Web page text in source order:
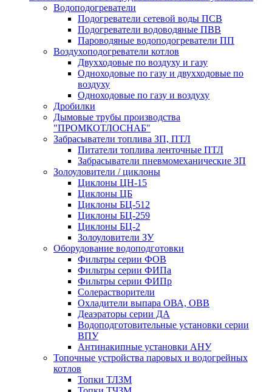
Водоподогреватели
Подогреватели сетевой воды ПСВ
Подогреватели водоводяные ПВВ
Пароводяные водоподогреватели ПП
Воздухоподогреватели котлов
Двухходовые по воздуху и газу
Одноходовые по газу и двухходовые по
воздуху
Одноходовые по газу и воздуху
Дробилки
Дымовые трубы производства
"ПРОМКОТЛОСНАБ"
Забрасыватели топлива ЗП, ПТЛ
Питатели топлива ленточные ПТЛ
Забрасыватели пневмомеханические ЗП
Золоуловители / циклоны
Циклоны ЦН-15
Циклоны ЦБ
Циклоны БЦ-512
Циклоны БЦ-259
Циклоны БЦ-2
Золоуловители ЗУ
Оборудование водоподготовки
Фильтры серии ФОВ
Фильтры серии ФИПа
Фильтры серии ФИПр
Солерастворители
Охладители выпара ОВА, ОВВ
Деаэраторы серии ДА
Водоподготовительные установки серии
ВПУ
Антинакипные установки АНУ
Топочные устройства паровых и водогрейных
котлов
Топки ТЛЗМ